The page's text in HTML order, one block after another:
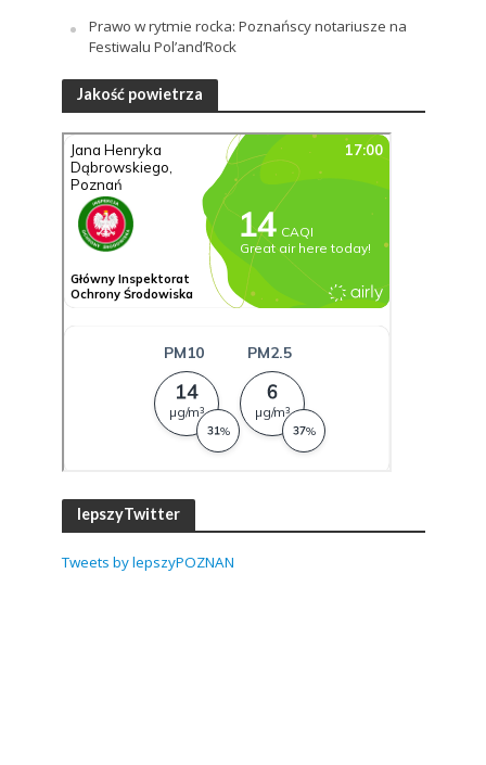
Prawo w rytmie rocka: Poznańscy notariusze na
Festiwalu Pol’and’Rock
Jakość powietrza
lepszyTwitter
Tweets by lepszyPOZNAN